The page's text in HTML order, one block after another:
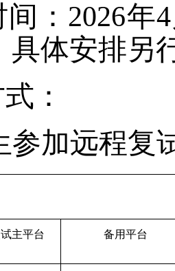
间：2026
具体安排另
：
参加远程复
主平台
备用平台